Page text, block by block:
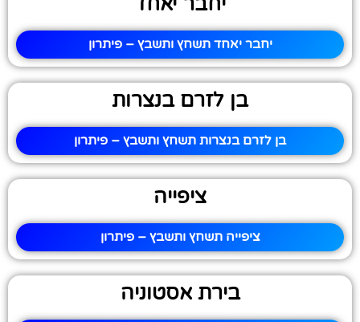
יחבר יאחד תשחץ ותשבץ – פיתרון
בן לזרם בנצרות
בן לזרם בנצרות תשחץ ותשבץ – פיתרון
ציפייה
ציפייה תשחץ ותשבץ – פיתרון
בירת אסטוניה